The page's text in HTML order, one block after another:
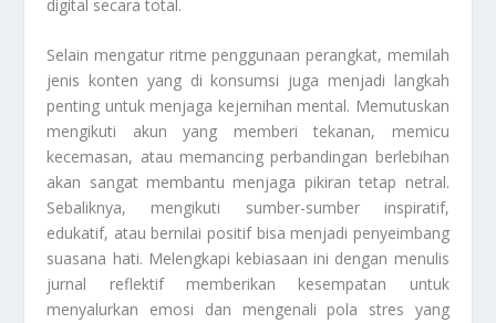
digital secara total.
Selain mengatur ritme penggunaan perangkat, memilah
jenis konten yang di konsumsi juga menjadi langkah
penting untuk menjaga kejernihan mental. Memutuskan
mengikuti akun yang memberi tekanan, memicu
kecemasan, atau memancing perbandingan berlebihan
akan sangat membantu menjaga pikiran tetap netral.
Sebaliknya, mengikuti sumber-sumber inspiratif,
edukatif, atau bernilai positif bisa menjadi penyeimbang
suasana hati. Melengkapi kebiasaan ini dengan menulis
jurnal reflektif memberikan kesempatan untuk
menyalurkan emosi dan mengenali pola stres yang